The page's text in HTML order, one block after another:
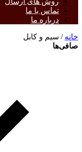
تماس با ما
درباره ما
خانه / سیم و کابل
صافی‌ها